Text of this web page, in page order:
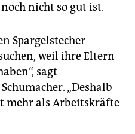
nicht so gut ist.
Spargelstecher
weil ihre Eltern
sagt
„Deshalb
mehr als Arbeitskräfte